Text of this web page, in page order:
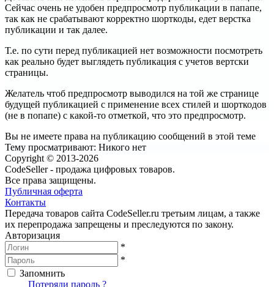
Сейчас очень не удобен предпросмотр публикации в папапе,
так как не срабатывают корректно шорткоды, едет верстка
публикации и так далее.
Т.е. по сути перед публикацией нет возможности посмотреть
как реально будет выглядеть публикация с учетов вертски
страницы.
Желатель чтоб предпросмотр выводился на той же странице
будущей публикацией с применение всех стилей и шорткодов
(не в попапе) с какой-то отметкой, что это предпросмотр.
Вы не имеете права на публикацию сообщений в этой теме
Тему просматривают: Никого нет
Copyright © 2013-2026
CodeSeller - продажа цифровых товаров.
Все права защищены.
Публичная оферта
Контакты
Передача товаров сайта CodeSeller.ru третьим лицам, а также
их перепродажа запрещены и преследуются по закону.
Авторизация
*
*
Запомнить
Потеряли пароль ?